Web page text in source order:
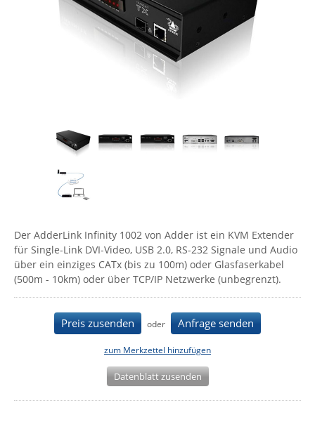
Energiemessung
Energieverteilung
IP, WLAN & GSM Sensorik
IoT - Internet of Things
IPC, Industrielle Netzwerktechnik & WLAN
Industrielle Netzwerktechnik / Kommunikation
IT Netzwerktechnik / Kommunikation
Comet System
Contemporary Controls
Enginko - mcf88
Fokus Technologies
Guntermann & Drunck
High Sec Labs
HW group
IEC Lock
Kramer Electronics
Der AdderLink Infinity 1002 von Adder ist ein KVM Extender
für Single-Link DVI-Video, USB 2.0, RS-232 Signale und Audio
über ein einziges CATx (bis zu 100m) oder Glasfaserkabel
(500m - 10km) oder über TCP/IP Netzwerke (unbegrenzt).
Preis zusenden oder Anfrage senden
zum Merkzettel hinzufügen
Datenblatt zusenden